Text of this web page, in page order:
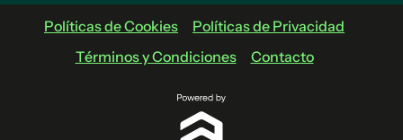
Políticas de Cookies
Políticas de Privacidad
Términos y Condiciones
Contacto